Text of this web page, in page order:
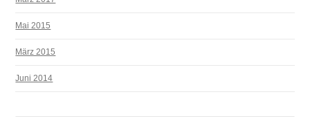
Mai 2015
März 2015
Juni 2014